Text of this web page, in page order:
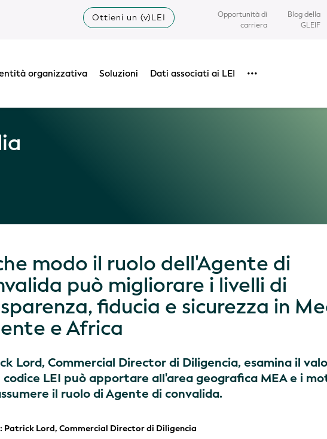
Ottieni un (v)LEI
Opportunità di
carriera
Blog della
GLEIF
organizzativa Soluzioni Dati associati ai LEI •••
modo il ruolo dell'Agente di
può migliorare i livelli di
fiducia e sicurezza in
e Africa
Lord, Commercial Director di Diligencia, esamina il
codice LEI può apportare all'area geografica MEA e i
il ruolo di Agente di convalida.
Patrick Lord, Commercial Director di Diligencia